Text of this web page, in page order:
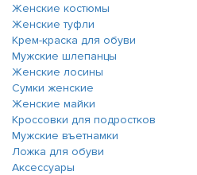
Женские костюмы
Женские туфли
Крем-краска для обуви
Мужские шлепанцы
Женские лосины
Сумки женские
Женские майки
Кроссовки для подростков
Мужские въетнамки
Ложка для обуви
Аксессуары